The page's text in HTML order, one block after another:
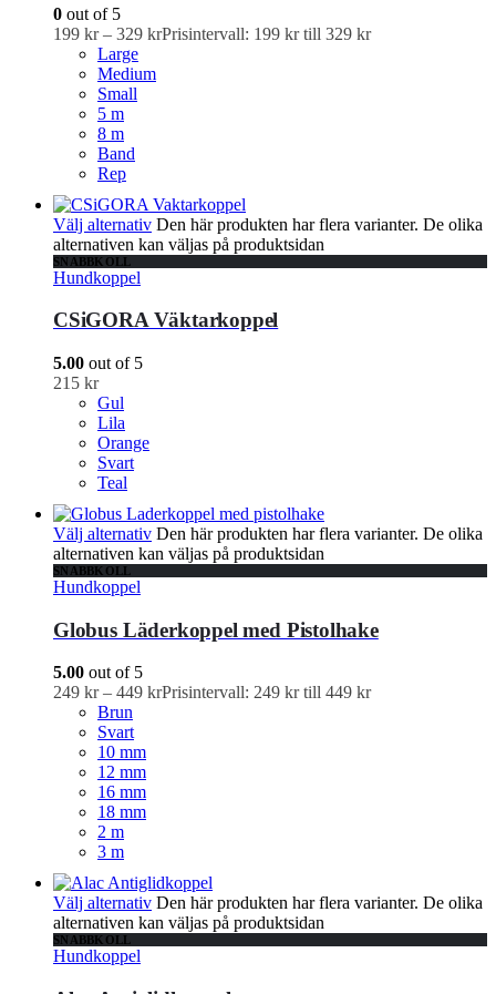
0 out of 5
199 kr – 329 krPrisintervall: 199 kr till 329 kr
Large
Medium
Small
5 m
8 m
Band
Rep
Välj alternativ Den här produkten har flera varianter. De olika
alternativen kan väljas på produktsidan
SNABBKOLL
Hundkoppel
CSiGORA Väktarkoppel
5.00 out of 5
215 kr
Gul
Lila
Orange
Svart
Teal
Välj alternativ Den här produkten har flera varianter. De olika
alternativen kan väljas på produktsidan
SNABBKOLL
Hundkoppel
Globus Läderkoppel med Pistolhake
5.00 out of 5
249 kr – 449 krPrisintervall: 249 kr till 449 kr
Brun
Svart
10 mm
12 mm
16 mm
18 mm
2 m
3 m
Välj alternativ Den här produkten har flera varianter. De olika
alternativen kan väljas på produktsidan
SNABBKOLL
Hundkoppel